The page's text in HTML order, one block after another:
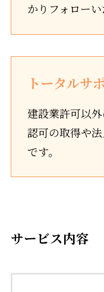
かりフォローい
トータルサ
建設業許可以
認可の取得や
です。
サービス内容